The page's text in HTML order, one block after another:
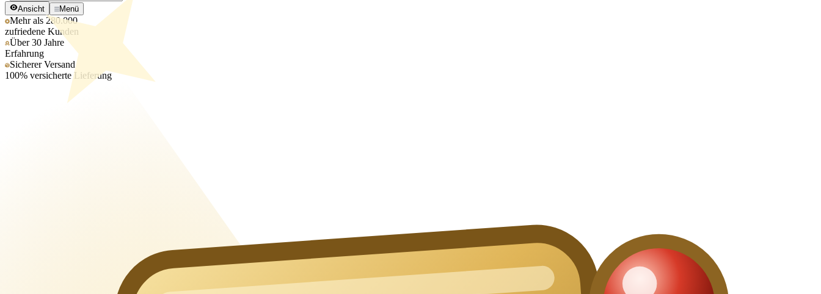
Ansicht Menü
Mehr als 280.000
zufriedene Kunden
Über 30 Jahre
Erfahrung
Sicherer Versand
100% versicherte Lieferung